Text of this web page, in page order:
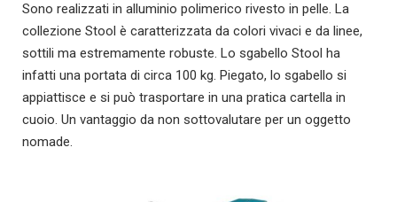
Sono realizzati in alluminio polimerico rivesto in pelle. La
collezione Stool è caratterizzata da colori vivaci e da linee,
sottili ma estremamente robuste. Lo sgabello Stool ha
infatti una portata di circa 100 kg. Piegato, lo sgabello si
appiattisce e si può trasportare in una pratica cartella in
cuoio. Un vantaggio da non sottovalutare per un oggetto
nomade.